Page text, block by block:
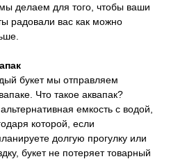
делаем для того, чтобы ваши
радовали вас как можно
букет мы отправляем
Что такое аквапак?
емкость с водой,
которой, если
долгую прогулку или
букет не потеряет товарный